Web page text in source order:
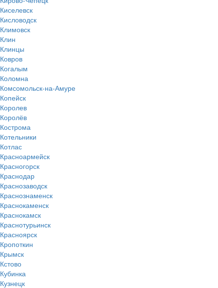
Киселевск
Кисловодск
Климовск
Клин
Клинцы
Ковров
Когалым
Коломна
Комсомольск-на-Амуре
Копейск
Королев
Королёв
Кострома
Котельники
Котлас
Красноармейск
Красногорск
Краснодар
Краснозаводск
Краснознаменск
Краснокаменск
Краснокамск
Краснотурьинск
Красноярск
Кропоткин
Крымск
Кстово
Кубинка
Кузнецк